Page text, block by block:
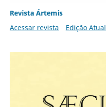
Revista Ártemis
Acessar revista
Edição Atual